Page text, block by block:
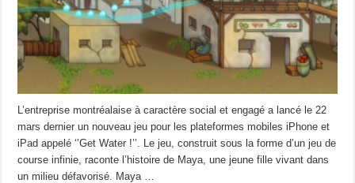
L’entreprise montréalaise à caractère social et engagé a lancé le 22
mars dernier un nouveau jeu pour les plateformes mobiles iPhone et
iPad appelé ‘’Get Water !’’. Le jeu, construit sous la forme d’un jeu de
course infinie, raconte l’histoire de Maya, une jeune fille vivant dans
un milieu défavorisé. Maya …